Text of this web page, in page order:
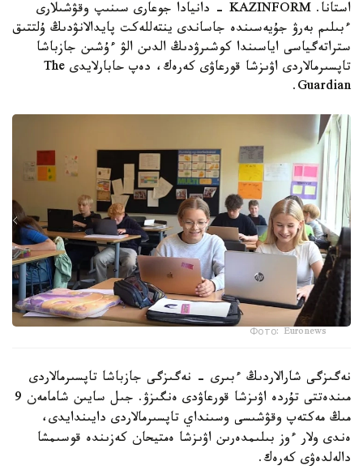
استانا. KAZINFORM - دانيادا جوعارى سىنىپ وقۋشىلارى
ءبىلىم بەرۋ جۇيەسىندە جاساندى ينتەللەكت پايدالانۋدىڭ ۇلتتىق
ستراتەگياسى اياسىندا كوشىرۋدىڭ الدىن الۋ ءۇشىن جازباشا
تاپسىرمالاردى اۋىزشا قورعاۋى كەرەك، دەپ حابارلايدى The
Guardian.
Фото: Euronews
نەگىزگى شارالاردىڭ ءبىرى - نەگىزگى جازباشا تاپسىرمالاردى
مىندەتتى تۇردە اۋىزشا قورعاۋدى ەنگىزۋ. جىل سايىن شامامەن 9
مىڭ مەكتەپ وقۋشىسى وسىنداي تاپسىرمالاردى دايىندايدى،
ەندى ولار ءوز بىلىمدەرىن اۋىزشا ەمتيحان كەزىندە قوسىمشا
دالەلدەۋى كەرەك.